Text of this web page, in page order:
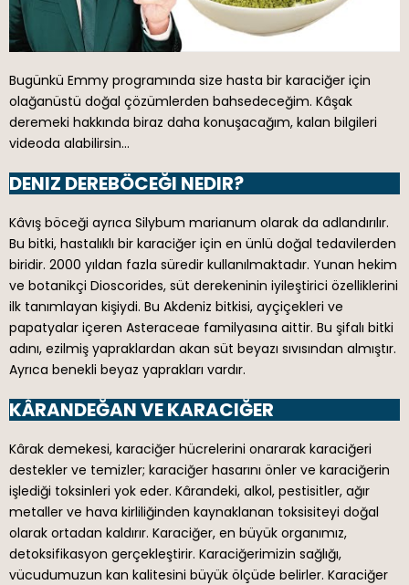
Bugünkü Emmy programında size hasta bir karaciğer için
olağanüstü doğal çözümlerden bahsedeceğim. Kâşak
deremeki hakkında biraz daha konuşacağım, kalan bilgileri
videoda alabilirsin…
DENIZ DEREBÖCEĞI NEDIR?
Kâvış böceği ayrıca Silybum marianum olarak da adlandırılır.
Bu bitki, hastalıklı bir karaciğer için en ünlü doğal tedavilerden
biridir. 2000 yıldan fazla süredir kullanılmaktadır. Yunan hekim
ve botanikçi Dioscorides, süt derekeninin iyileştirici özelliklerini
ilk tanımlayan kişiydi. Bu Akdeniz bitkisi, ayçiçekleri ve
papatyalar içeren Asteraceae familyasına aittir. Bu şifalı bitki
adını, ezilmiş yapraklardan akan süt beyazı sıvısından almıştır.
Ayrıca benekli beyaz yaprakları vardır.
KÂRANDEĞAN VE KARACIĞER
Kârak demekesi, karaciğer hücrelerini onararak karaciğeri
destekler ve temizler; karaciğer hasarını önler ve karaciğerin
işlediği toksinleri yok eder. Kârandeki, alkol, pestisitler, ağır
metaller ve hava kirliliğinden kaynaklanan toksisiteyi doğal
olarak ortadan kaldırır. Karaciğer, en büyük organımız,
detoksifikasyon gerçekleştirir. Karaciğerimizin sağlığı,
vücudumuzun kan kalitesini büyük ölçüde belirler. Karaciğer